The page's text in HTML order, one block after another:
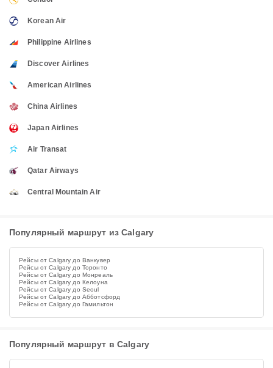
Korean Air
Philippine Airlines
Discover Airlines
American Airlines
China Airlines
Japan Airlines
Air Transat
Qatar Airways
Central Mountain Air
Популярный маршрут из Calgary
Рейсы от Calgary до Ванкувер
Рейсы от Calgary до Торонто
Рейсы от Calgary до Монреаль
Рейсы от Calgary до Келоуна
Рейсы от Calgary до Seoul
Рейсы от Calgary до Абботсфорд
Рейсы от Calgary до Гамильтон
Популярный маршрут в Calgary